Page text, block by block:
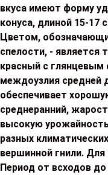
вкуса имеют форму
конуса, длиной 15-17
Цветом,
спелости, - является
красный с глянцевым
междоузлия средней
обеспечивает
среднеранний,
высокую
разных
вершинной гнили.
Период от всходов